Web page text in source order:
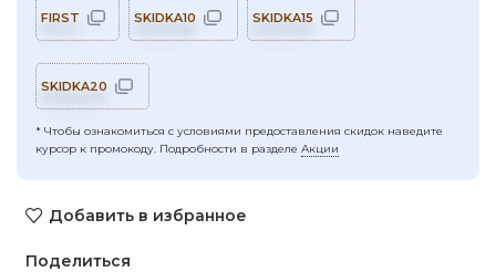
FIRST SKIDKA10 SKIDKA15
SKIDKA20
* Чтобы ознакомиться с условиями предоставления скидок наведите
курсор к промокоду. Подробности в разделе Акции
Добавить в избранное
Поделиться